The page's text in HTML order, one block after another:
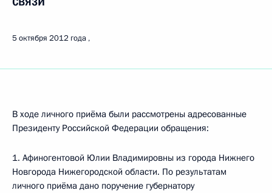
5 октября 2012 года
В ходе личного приёма были рассмотрены адресованные
Президенту Российской Федерации обращения:
1. Афиногентовой Юлии Владимировны из города Нижнего
Новгорода Нижегородской области. По результатам
личного приёма дано поручение губернатору